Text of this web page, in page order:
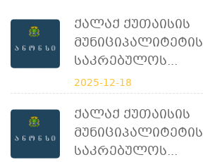
Ქალაქ Ქუთაისის
Მუნიციპალიტეტის
Საკრებულოს...
2025-12-18
Ქალაქ Ქუთაისის
Მუნიციპალიტეტის
Საკრებულოს...